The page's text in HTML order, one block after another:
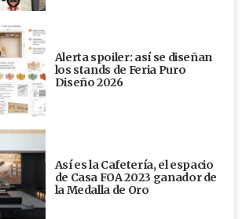
Alerta spoiler: así se diseñan
los stands de Feria Puro
Diseño 2026
Así es la Cafetería, el espacio
de Casa FOA 2023 ganador de
la Medalla de Oro